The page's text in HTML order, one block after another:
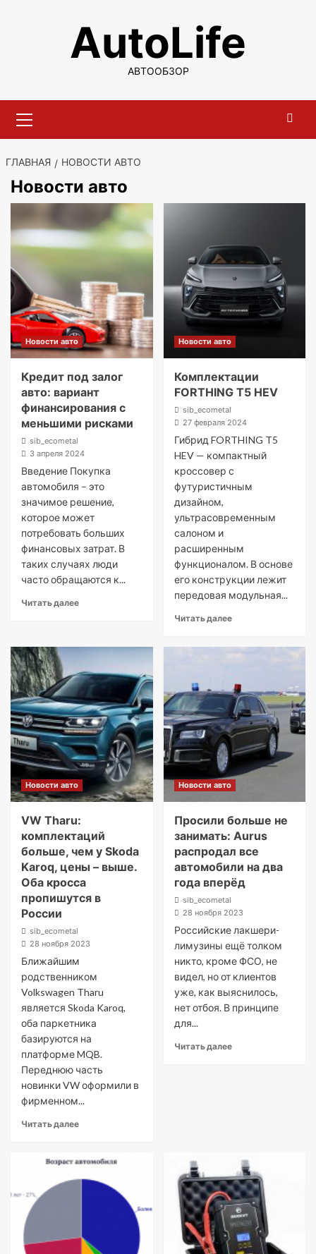
содержимомуAutoLife
АВТООБЗОР
меню
ГЛАВНАЯ НОВОСТИ АВТО
Новости авто
Новости авто
Кредит под залог
авто: вариант
финансирования с
меньшими рисками
sib_ecometal
3 апреля 2024
Введение Покупка
автомобиля – это
значимое решение,
которое может
потребовать больших
финансовых затрат. В
таких случаях люди
часто обращаются к...
Читать далее
Новости авто
Комплектации
FORTHING T5 HEV
sib_ecometal
27 февраля 2024
Гибрид FORTHING T5
HEV — компактный
кроссовер с
футуристичным
дизайном,
ультрасовременным
салоном и
расширенным
функционалом. В основе
его конструкции лежит
передовая модульная...
Читать далее
Новости авто
VW Tharu:
комплектаций
больше, чем у Skoda
Karoq, цены – выше.
Оба кросса
пропишутся в
России
sib_ecometal
28 ноября 2023
Ближайшим
родственником
Volkswagen Tharu
является Skoda Karoq,
оба паркетника
базируются на
платформе MQB.
Переднюю часть
новинки VW оформили в
фирменном...
Читать далее
Новости авто
Просили больше не
занимать: Aurus
распродал все
автомобили на два
года вперёд
sib_ecometal
28 ноября 2023
Российские лакшери-
лимузины ещё толком
никто, кроме ФСО, не
видел, но от клиентов
уже, как выяснилось,
нет отбоя. В принципе
для...
Читать далее